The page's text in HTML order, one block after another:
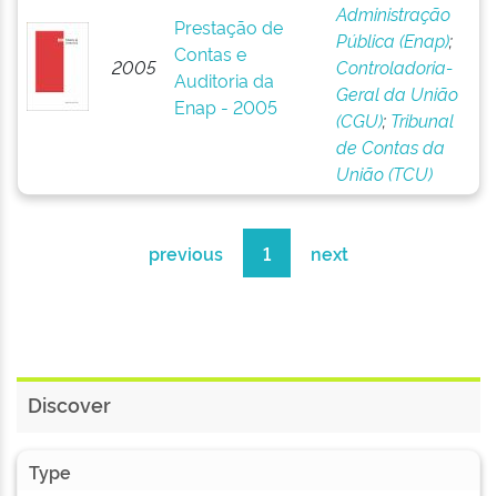
2005
Prestação de
Contas e
Auditoria da
Enap - 2005
Administração
Pública (Enap);
Controladoria-
Geral da União
(CGU); Tribunal
de Contas da
União (TCU)
previous 1 next
Discover
Type